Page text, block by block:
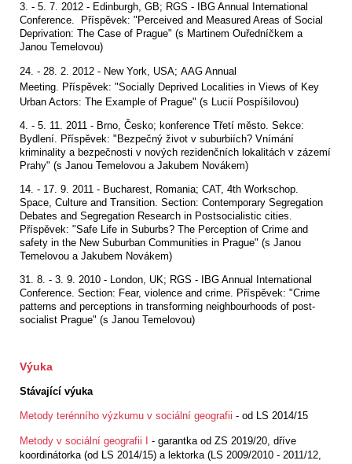
3. - 5. 7. 2012 - Edinburgh, GB; RGS - IBG Annual International
Conference. Příspěvek: "Perceived and Measured Areas of Social
Deprivation: The Case of Prague" (s Martinem Ouředníčkem a
Janou Temelovou)
24. - 28. 2. 2012 - New York, USA; AAG Annual
Meeting. Příspěvek: "Socially Deprived Localities in Views of Key
Urban Actors: The Example of Prague" (s Lucií Pospíšilovou)
4. - 5. 11. 2011 - Brno, Česko; konference Třetí město. Sekce:
Bydlení. Příspěvek: "Bezpečný život v suburbiích? Vnímání
kriminality a bezpečnosti v nových rezidenčních lokalitách v zázemí
Prahy" (s Janou Temelovou a Jakubem Novákem)
14. - 17. 9. 2011 - Bucharest, Romania; CAT, 4th Workschop.
Space, Culture and Transition. Section: Contemporary Segregation
Debates and Segregation Research in Postsocialistic cities.
Příspěvek: "Safe Life in Suburbs? The Perception of Crime and
safety in the New Suburban Communities in Prague" (s Janou
Temelovou a Jakubem Novákem)
31. 8. - 3. 9. 2010 - London, UK; RGS - IBG Annual International
Conference. Section: Fear, violence and crime. Příspěvek: "Crime
patterns and perceptions in transforming neighbourhoods of post-
socialist Prague" (s Janou Temelovou)
Výuka
Stávající výuka
Metody terénního výzkumu v sociální geografii - od LS 2014/15
Metody v sociální geografii I
- garantka od ZS 2019/20, dříve
koordinátorka (od LS 2014/15) a lektorka (LS 2009/2010 - 2011/12,